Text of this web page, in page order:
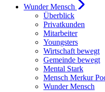
Wunder Mensch
Überblick
Privatkunden
Mitarbeiter
Youngsters
Wirtschaft bewegt
Gemeinde bewegt
Mental Stark
Mensch Merkur
Wunder Mensch